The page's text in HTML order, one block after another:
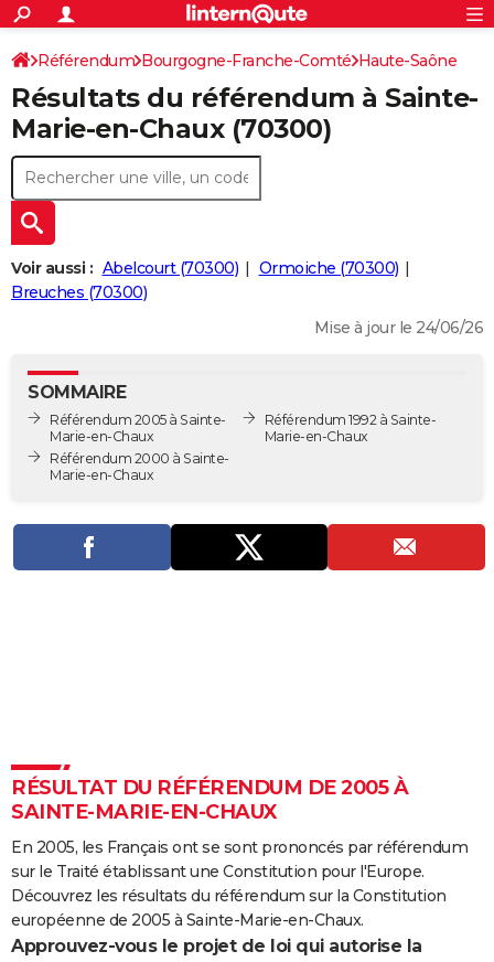
ACTUALITÉS
Politique
Société
Faits Divers
Education
Monde
Villes
+
SPORT
Coupe du monde 2026
Football
Tennis
Cyclisme
Rugby
Forum
CULTURE
Programme TV
TNT
Streaming
Cinéma
Sorties cinéma
Musique
+
FINANCE
Retraite
Impôts
Epargne
Immobilier
Risques naturels par ville
Banque
Assurance
Crédit
AUTO
Essais
Réserver un essai
Citadines
Berlines
SUV
Forum auto
+
HIGH-TECH
Mobiles
Meilleur smartphone
Internet
Ordinateurs
Jeux vidéo
Guide high-tech
+
BRICOLAGE
Guides de France
Escapades
Patrimoine
Expositions
Musées
Week-end nature
LIFESTYLE
Art de vivre
Bien-être
Loisirs
ModeModes de vie
SANTE
Alimentation
Guide de la santé
Maladies
Médicaments
Sommeil
VOYAGE
PHOTO
GUIDES D'ACHAT
COPAINS D'AVANT
FORUM
Bricolage
Lifestyle
Culture
Sport
Auto
Television
Voyage
Cinema
Rechercher
S'inscrire
Connexion
Référendum Bourgogne-Franche-Comté Haute-Saône
Sainte-Marie-en-Chaux
Résultats du référendum à Sainte-
Marie-en-Chaux (70300)
Voir aussi : Abelcourt (70300)
Ormoiche (70300)
Breuches (70300)
Mise à jour le 24/06/26
SOMMAIRE
Référendum 2005 à Sainte-
Marie-en-Chaux
Référendum 2000 à Sainte-
Marie-en-Chaux
Référendum 1992 à Sainte-
Marie-en-Chaux
RÉSULTAT DU RÉFÉRENDUM DE 2005 À
SAINTE-MARIE-EN-CHAUX
En 2005, les Français ont se sont prononcés par référendum
sur le Traité établissant une Constitution pour l'Europe.
Découvrez les résultats du référendum sur la Constitution
européenne de 2005 à Sainte-Marie-en-Chaux.
Approuvez-vous le projet de loi qui autorise la